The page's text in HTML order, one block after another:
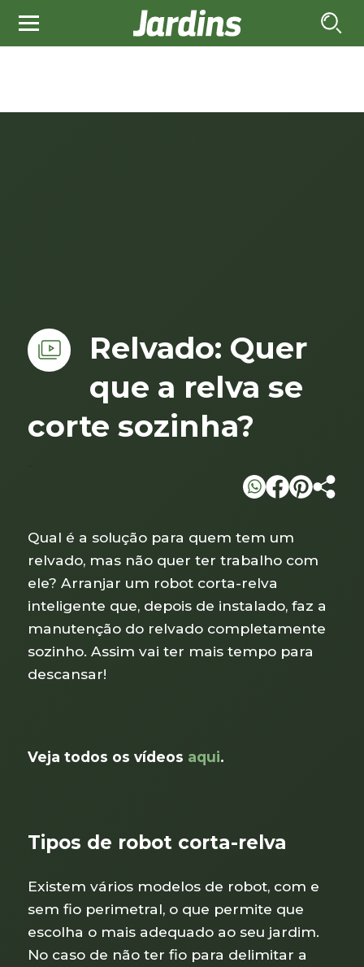
Relvado: Quer
que a relva se
corte sozinha?
Qual é a solução para quem tem um
relvado, mas não quer ter trabalho com
ele? Arranjar um robot corta-relva
inteligente que, depois de instalado, faz a
manutenção do relvado completamente
sozinho. Assim vai ter mais tempo para
descansar!
Veja todos os vídeos aqui.
Tipos de robot corta-relva
Existem vários modelos de robot, com e
sem fio perimetral, o que permite que
escolha o mais adequado ao seu jardim.
No caso de não ter fio para delimitar a